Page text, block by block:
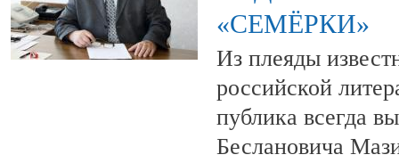
«СЕМЁРКИ»
Из плеяды
российской
публика всегда
Беслановича